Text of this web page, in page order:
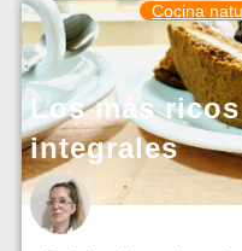
Cocina
Los más
integrales